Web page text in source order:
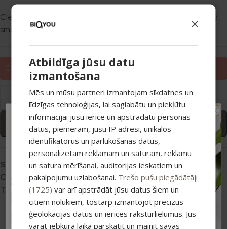
Cleanses, nourishes and cares for the skin, leaving it soft and
smooth. Handmade!
Choose any 3 soaps — get the cheapest one as a gift.
Add to basket
SKU:
4751013967441
Category:Soap
Tag:
2+1
×
Atbildīga jūsu datu
izmantošana
Mēs un mūsu partneri izmantojam sīkdatnes un
līdzīgas tehnoloģijas, lai saglabātu un piekļūtu
informācijai jūsu ierīcē un apstrādātu personas
datus, piemēram, jūsu IP adresi, unikālos
identifikatorus un pārlūkošanas datus,
personalizētām reklāmām un saturam, reklāmu
un satura mērīšanai, auditorijas ieskatiem un
pakalpojumu uzlabošanai. Trešo pušu piegādātāji
(1725) var arī apstrādāt jūsu datus šiem un
citiem nolūkiem, tostarp izmantojot precīzus
ģeolokācijas datus un ierīces raksturlielumus. Jūs
varat jebkurā laikā pārskatīt un mainīt savas
TAVAM PIRMAJAM
PIRKUMAM PAPILDUS
-15% ATLAIDE!
Pieraksties jaunumiem un saņem īpašu
atlaidi savam pirmajam pasūtījumam.
Atlaide summējas ar esošajiem piedāvājumiem
pirkumiem virs 25 €